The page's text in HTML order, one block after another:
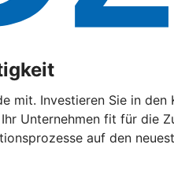
mit. Investieren Sie in den
Unternehmen fit für die
auf den